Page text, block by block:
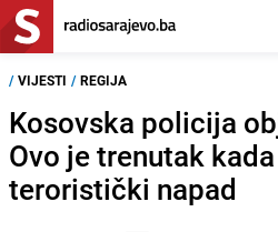
/ VIJESTI / REGIJA
Kosovska policija
Ovo je trenutak
teroristički napad